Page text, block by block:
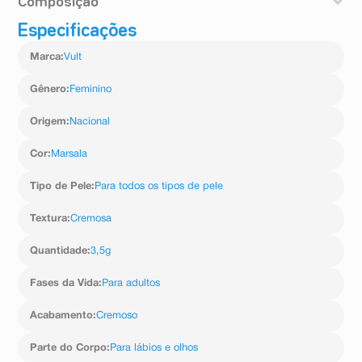
Composição
Ceras, óleos emolientes, pigmentos, antioxidantes e
Especificações
Marca:Vult
Gênero: Feminino
Origem: Nacional
Cor: Marsala
Tipo de Pele: Para todos os tipos de pele
Textura:Cremosa
Quantidade:3,5g
Fases da Vida: Para adultos
Acabamento:Cremoso
Parte do Corpo: Para lábios e olhos